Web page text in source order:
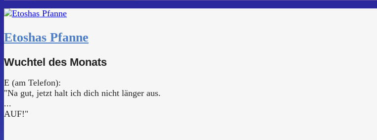
Etoshas Pfanne
Wuchtel des Monats
E (am Telefon):
"Na gut, jetzt halt ich dich nicht länger aus.
...
AUF!"